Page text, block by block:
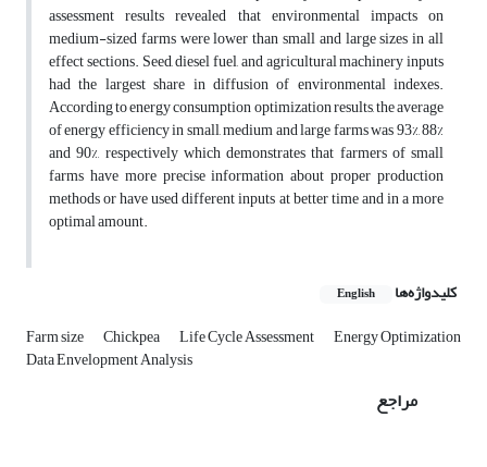
assessment results revealed that environmental impacts on
medium-sized farms were lower than small and large sizes in all
effect sections. Seed, diesel fuel, and agricultural machinery inputs
had the largest share in diffusion of environmental indexes.
According to energy consumption optimization results, the average
of energy efficiency in small, medium and large farms was 93%, 88%
and 90%, respectively which demonstrates that farmers of small
farms have more precise information about proper production
methods or have used different inputs at better time and in a more
optimal amount.
کلیدواژه‌ها English
Farm size Chickpea Life Cycle Assessment Energy Optimization
Data Envelopment Analysis
مراجع